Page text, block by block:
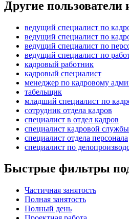
Другие пользователи
ведущий специалист по
ведущий специалист по
ведущий специалист по
ведущий специалист по
кадровый работник
кадровый специалист
менеджер по кадровому
табельщик
младший специалист по
сотрудник отдела кадров
специалист в отдел кадров
специалист кадровой службы
специалист отдела персонала
специалист по
Быстрые фильтры
Частичная занятость
Полная занятость
Полный день